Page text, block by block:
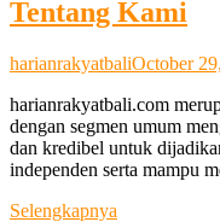
Tentang Kami
harianrakyatbaliOctober
harianrakyatbali.com
dengan segmen umum
dan kredibel untuk
independen serta mampu
Selengkapnya